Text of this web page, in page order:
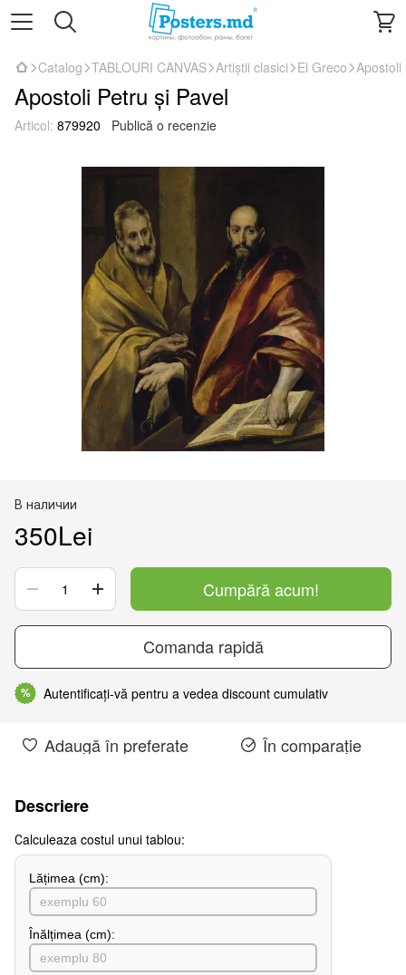
Catalog TABLOURI CANVAS Artiștii clasici El Greco Apostoli
Apostoli Petru și Pavel
Articol: 879920 Publică o recenzie
В наличии
350Lei
Cumpără acum!
Comanda rapidă
% Autentificați-vă pentru a vedea discount cumulativ
Adaugă în preferate În comparație
Descriere
Сalculeaza costul unui tablou:
Lățimea (сm):
Înălțimea (cm):